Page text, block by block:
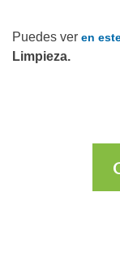
Puedes ver en
Limpieza.